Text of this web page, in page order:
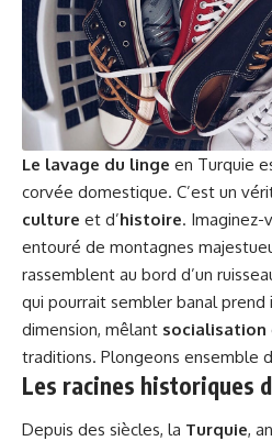
Le lavage du linge en Turquie
corvée domestique. C’est un
culture et d’histoire. Imaginez-
entouré de montagnes
rassemblent au bord d’un
qui pourrait sembler banal
dimension, mêlant socialisation
traditions. Plongeons ensemble
Les racines historiques
Depuis des siècles, la Turquie,